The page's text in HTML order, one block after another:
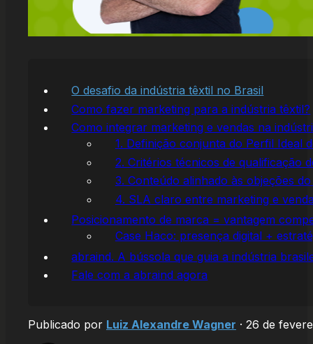
O desafio da indústria têxtil no Brasil
Como fazer marketing para a indústria têxtil?
Como integrar marketing e vendas na
1. Definição conjunta do Perfil Ideal
2. Critérios técnicos de qualificação
3. Conteúdo alinhado às objeções
4. SLA claro entre marketing e
Posicionamento de marca = vantagem
Case Haco: presença digital +
abraind. A bússola que guia a indústria
Fale com a abraind agora
Publicado por Luiz Alexandre Wagner · 26 de